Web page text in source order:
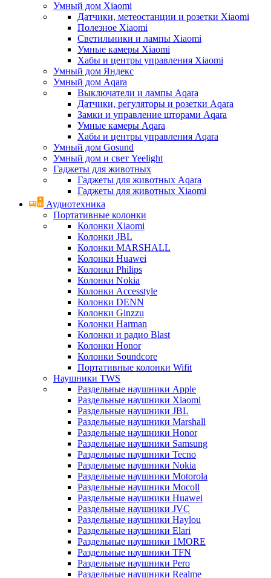
Умный дом Xiaomi
Датчики, метеостанции и розетки Xiaomi
Полезное Xiaomi
Светильники и лампы Xiaomi
Умные камеры Xiaomi
Хабы и центры управления Xiaomi
Умный дом Яндекс
Умный дом Aqara
Выключатели и лампы Aqara
Датчики, регуляторы и розетки Aqara
Замки и управление шторами Aqara
Умные камеры Aqara
Хабы и центры управления Aqara
Умный дом Gosund
Умный дом и свет Yeelight
Гаджеты для животных
Гаджеты для животных Aqara
Гаджеты для животных Xiaomi
Аудиотехника
Портативные колонки
Колонки Xiaomi
Колонки JBL
Колонки MARSHALL
Колонки Huawei
Колонки Philips
Колонки Nokia
Колонки Accesstyle
Колонки DENN
Колонки Ginzzu
Колонки Harman
Колонки и радио Blast
Колонки Honor
Колонки Soundcore
Портативные колонки Wifit
Наушники TWS
Раздельные наушники Apple
Раздельные наушники Xiaomi
Раздельные наушники JBL
Раздельные наушники Marshall
Раздельные наушники Honor
Раздельные наушники Samsung
Раздельные наушники Tecno
Раздельные наушники Nokia
Раздельные наушники Motorola
Раздельные наушники Mocoll
Раздельные наушники Huawei
Раздельные наушники JVC
Раздельные наушники Haylou
Раздельные наушники Elari
Раздельные наушники 1MORE
Раздельные наушники TFN
Раздельные наушники Pero
Раздельные наушники Realme